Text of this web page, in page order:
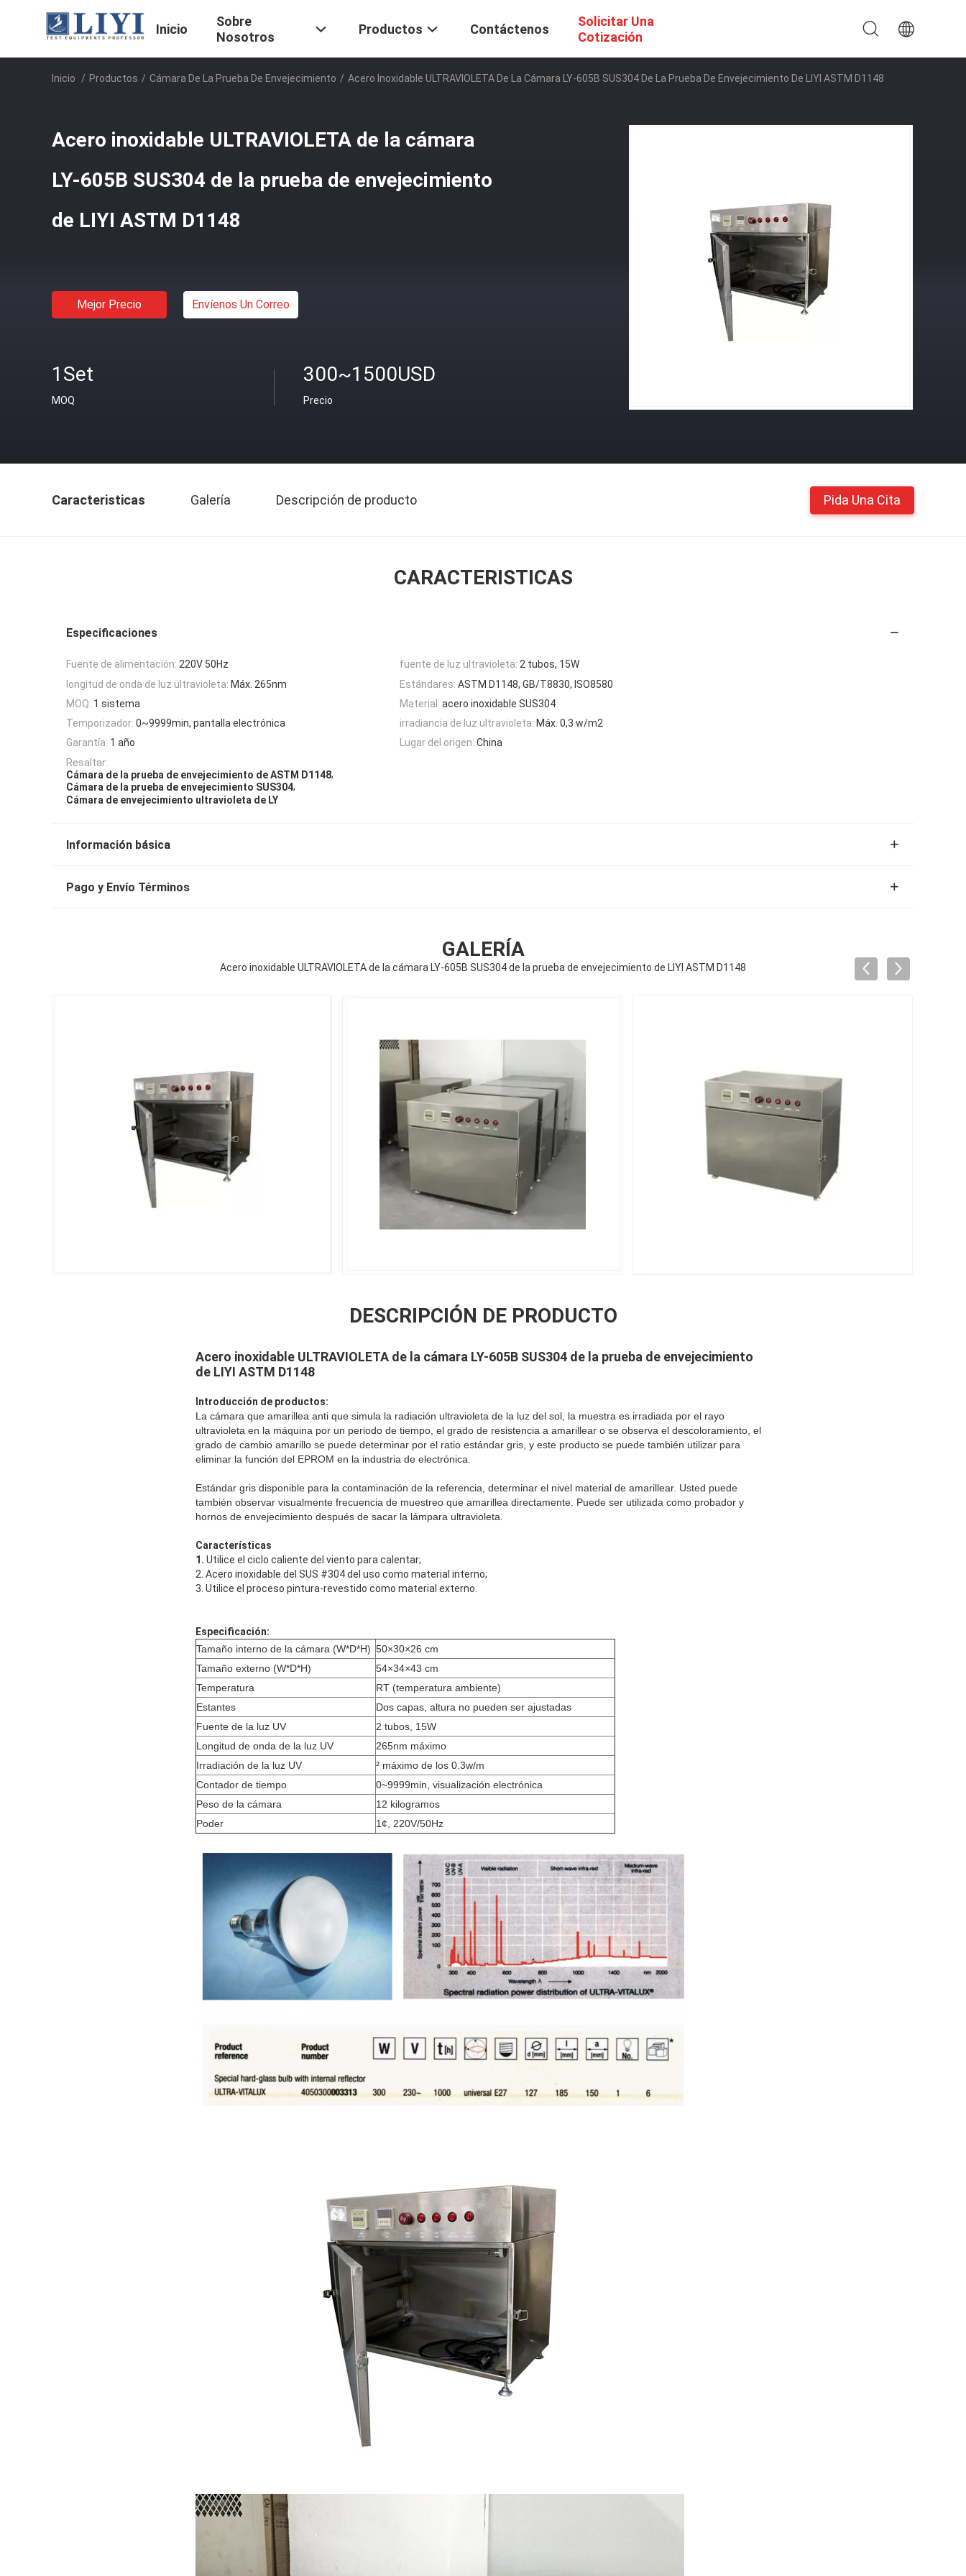
Inicio
Sobre
Nosotros
Productos Contáctenos
Solicitar Una
Cotización
Inicio / Productos / Cámara De La Prueba De Envejecimiento / Acero Inoxidable ULTRAVIOLETA De La Cámara LY-605B SUS304 De La Prueba De Envejecimiento De LIYI ASTM D1148
Acero inoxidable ULTRAVIOLETA de la cámara
LY-605B SUS304 de la prueba de envejecimiento
de LIYI ASTM D1148
Mejor Precio Envíenos Un Correo
1Set
MOQ
300~1500USD
Precio
Caracteristicas Galería Descripción de producto Pida Una Cita
CARACTERISTICAS
Especificaciones
Fuente de alimentación: 220V 50Hz fuente de luz ultravioleta: 2 tubos, 15W
longitud de onda de luz ultravioleta: Máx. 265nm Estándares: ASTM D1148, GB/T8830, ISO8580
MOQ: 1 sistema Material: acero inoxidable SUS304
Temporizador: 0~9999min, pantalla electrónica irradiancia de luz ultravioleta: Máx. 0,3 w/m2
Garantía: 1 año Lugar del origen: China
Resaltar:
Cámara de la prueba de envejecimiento de ASTM D1148,
Cámara de la prueba de envejecimiento SUS304,
Cámara de envejecimiento ultravioleta de LY
Información básica
Pago y Envío Términos
GALERÍA
Acero inoxidable ULTRAVIOLETA de la cámara LY-605B SUS304 de la prueba de envejecimiento de LIYI ASTM D1148
DESCRIPCIÓN DE PRODUCTO
Acero inoxidable ULTRAVIOLETA de la cámara LY-605B SUS304 de la prueba de envejecimiento
de LIYI ASTM D1148
Introducción de productos:
La cámara que amarillea anti que simula la radiación ultravioleta de la luz del sol, la muestra es irradiada por el rayo
ultravioleta en la máquina por un periodo de tiempo, el grado de resistencia a amarillear o se observa el descoloramiento, el
grado de cambio amarillo se puede determinar por el ratio estándar gris, y este producto se puede también utilizar para
eliminar la función del EPROM en la industria de electrónica.
Estándar gris disponible para la contaminación de la referencia, determinar el nivel material de amarillear. Usted puede
también observar visualmente frecuencia de muestreo que amarillea directamente. Puede ser utilizada como probador y
hornos de envejecimiento después de sacar la lámpara ultravioleta.
Características
1. Utilice el ciclo caliente del viento para calentar;
2. Acero inoxidable del SUS #304 del uso como material interno;
3. Utilice el proceso pintura-revestido como material externo.
Especificación:
Tamaño interno de la cámara (W*D*H) 50×30×26 cm
Tamaño externo (W*D*H)
54×34×43 cm
Temperatura
RT (temperatura ambiente)
Estantes
Dos capas, altura no pueden ser ajustadas
Fuente de la luz UV
2 tubos, 15W
Longitud de onda de la luz UV
265nm máximo
Irradiación de la luz UV
² máximo de los 0.3w/m
Contador de tiempo
0~9999min, visualización electrónica
Peso de la cámara
12 kilogramos
Poder
1¢, 220V/50Hz